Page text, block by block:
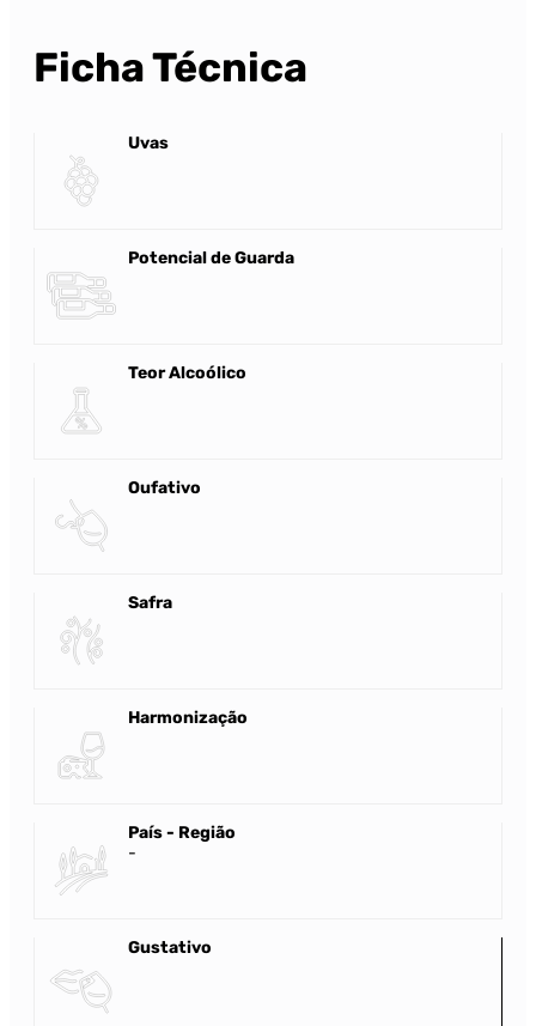
Ficha Técnica
Uvas
Potencial de Guarda
Teor Alcoólico
Oufativo
Safra
Harmonização
País - Região
-
Gustativo